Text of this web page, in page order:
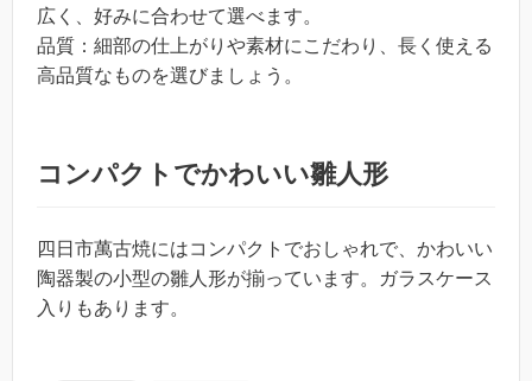
広く、好みに合わせて選べます。
品質：細部の仕上がりや素材にこだわり、長く使える
高品質なものを選びましょう。
コンパクトでかわいい雛人形
四日市萬古焼にはコンパクトでおしゃれで、かわいい
陶器製の小型の雛人形が揃っています。ガラスケース
入りもあります。